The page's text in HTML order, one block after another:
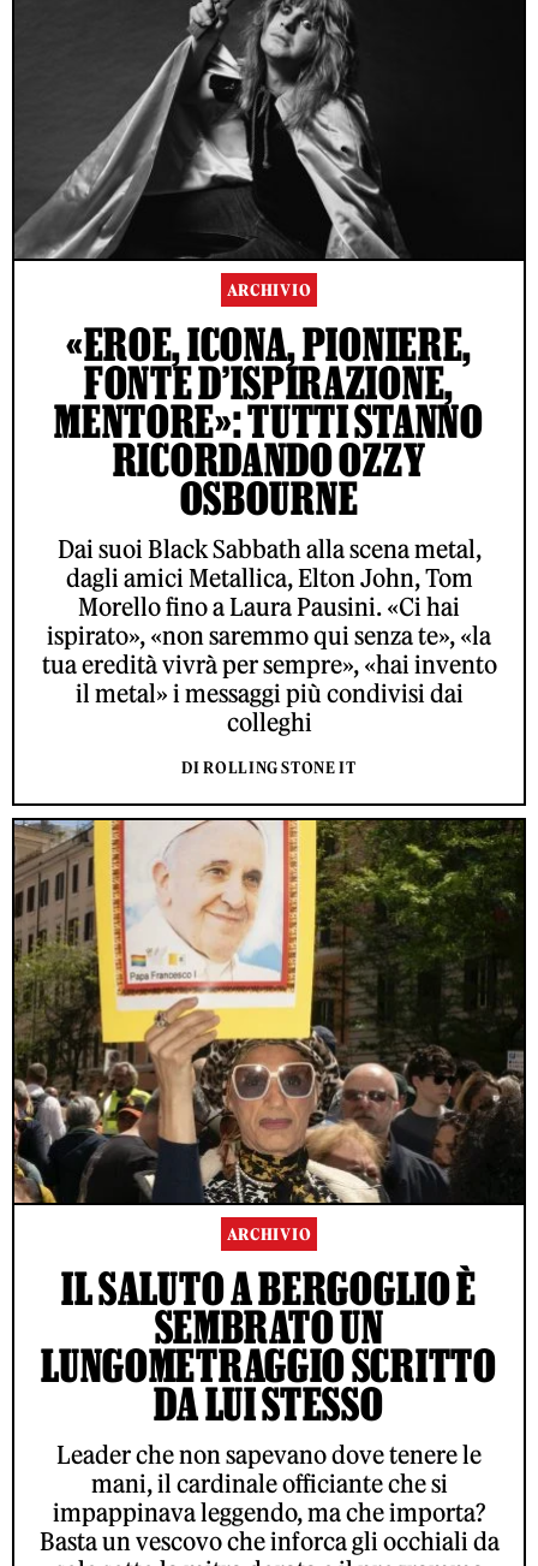
ARCHIVIO
«EROE, ICONA, PIONIERE,
FONTE D’ISPIRAZIONE,
MENTORE»: TUTTI STANNO
RICORDANDO OZZY
OSBOURNE
Dai suoi Black Sabbath alla scena metal,
dagli amici Metallica, Elton John, Tom
Morello fino a Laura Pausini. «Ci hai
ispirato», «non saremmo qui senza te», «la
tua eredità vivrà per sempre», «hai invento
il metal» i messaggi più condivisi dai
colleghi
DI ROLLING STONE IT
ARCHIVIO
IL SALUTO A BERGOGLIO È
SEMBRATO UN
LUNGOMETRAGGIO SCRITTO
DA LUI STESSO
Leader che non sapevano dove tenere le
mani, il cardinale officiante che si
impappinava leggendo, ma che importa?
Basta un vescovo che inforca gli occhiali da